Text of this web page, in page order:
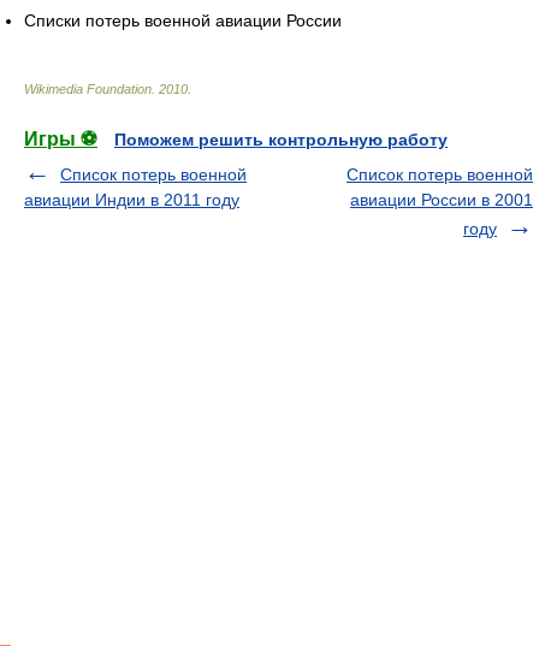
Списки потерь военной авиации России
Wikimedia Foundation. 2010.
Игры ⚽
Поможем решить контрольную работу
Список потерь военной
авиации Индии в 2011 году
Список потерь военной
авиации России в 2001
году